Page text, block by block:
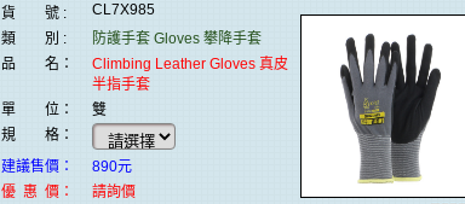
貨 號 :
CL7X985
類 別 :
防護手套 Gloves 攀降手套
品 名：
Climbing Leather Gloves 真皮
半指手套
單 位：
雙
規 格：
建議售價：
890元
優 惠 價：
請詢價